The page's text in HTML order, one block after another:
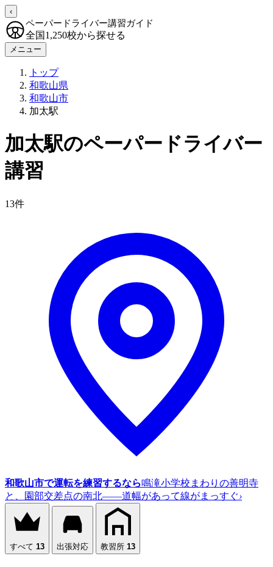
‹
ペーパードライバー講習ガイド
全国1,250校から探せる
メニュー
トップ
和歌山県
和歌山市
加太駅
加太駅のペーパードライバー
講習
13件
和歌山市で運転を練習するなら鳴滝小学校まわりの善明寺
と、園部交差点の南北——道幅があって線がまっすぐ›
すべて 13 出張対応 教習所 13